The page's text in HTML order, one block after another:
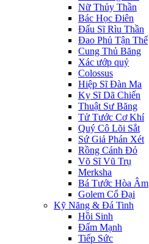
Nữ Thủy Thần
Bác Học Điên
Đấu Sĩ Rìu Thần
Đao Phủ Tận Thế
Cung Thủ Băng
Xác ướp quỷ
Colossus
Hiệp Sĩ Đàn Ma
Kỵ Sĩ Dã Chiến
Thuật Sư Băng
Tử Tước Cơ Khí
Quý Cô Lõi Sắt
Sứ Giả Phán Xét
Rồng Cánh Đỏ
Võ Sĩ Vũ Trụ
Merksha
Bá Tước Hòa Âm
Golem Cổ Đại
Kỹ Năng & Đá Tinh
Hồi Sinh
Đấm Mạnh
Tiếp Sức